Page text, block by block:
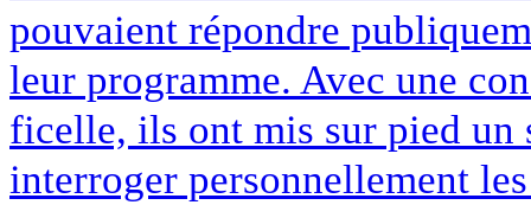
pouvaient répondre
leur programme. Avec une
ficelle, ils ont mis sur pied un
interroger personnellement